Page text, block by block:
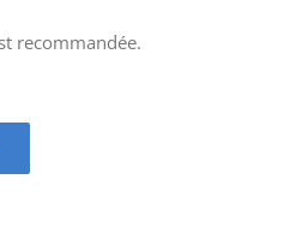
recommandée.